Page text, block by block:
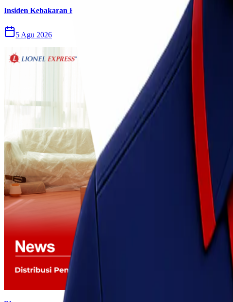
Insiden Kebakaran KM Mutiara Sentosa II Menjadi Perhatian Publik
5 Agu 2026